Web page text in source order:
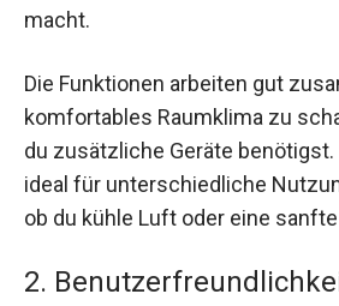
macht.
Die Funktionen arbeiten gut
komfortables Raumklima zu
du zusätzliche Geräte benötigst.
ideal für unterschiedliche
ob du kühle Luft oder eine
2.